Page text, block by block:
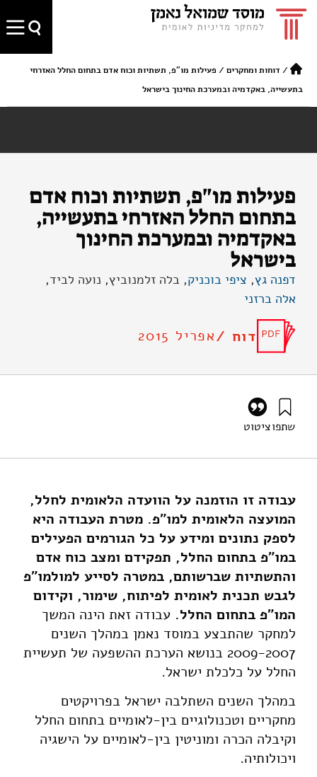
/דוחות ומחקרים / פעילות מו"פ, תשתיות וכוח אדם בתחום החלל האזרחי
בתעשייה, באקדמיה ובמערכת החינוך בישראל
פעילות מו"פ, תשתיות וכוח אדם
בתחום החלל האזרחי בתעשייה,
באקדמיה ובמערכת החינוך
בישראל
דפנה גץ, ציפי בוכניק, בלה זלמנוביץ, נועה לביד,
אלה ברזני
דוח /אפריל 2015
שתפוציטוט
space-sector-academy-industry-education-sys-il
עבודה זו הוזמנה על הוועדה הלאומית לחלל,
המועצה הלאומית למו"פ. מטרת העבודה היא
לספק נתונים ומידע על כל הגורמים הפעילים
במו"פ בתחום החלל, תפקידם ומצב כוח אדם
והתשתיות שברשותם, במטרה לסייע למולמו"פ
לגבש תכנית לאומית לפיתוח, שימור, וקידום
המו"פ בתחום החלל. עבודה זאת הינה המשך
למחקר שהתבצע במוסד נאמן במהלך השנים
2009-2007 בנושא הערכת ההשפעה של תעשיית
החלל על כלכלת ישראל.
במהלך השנים השתלבה ישראל בפרויקטים
מחקריים וטכנולוגיים בין-לאומיים בתחום החלל
וקיבלה הכרה ומוניטין בין-לאומיים על הישגיה
ויכולותיה.